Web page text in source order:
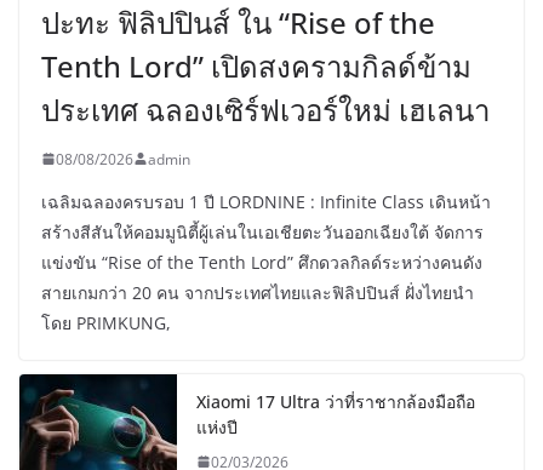
ปะทะ ฟิลิปปินส์ ใน “Rise of the
Tenth Lord” เปิดสงครามกิลด์ข้าม
ประเทศ ฉลองเซิร์ฟเวอร์ใหม่ เฮเลนา
08/08/2026 admin
เฉลิมฉลองครบรอบ 1 ปี LORDNINE : Infinite Class เดินหน้า
สร้างสีสันให้คอมมูนิตี้ผู้เล่นในเอเชียตะวันออกเฉียงใต้ จัดการ
แข่งขัน “Rise of the Tenth Lord” ศึกดวลกิลด์ระหว่างคนดัง
สายเกมกว่า 20 คน จากประเทศไทยและฟิลิปปินส์ ฝั่งไทยนำ
โดย PRIMKUNG,
Xiaomi 17 Ultra ว่าที่ราชากล้องมือถือ
แห่งปี
02/03/2026